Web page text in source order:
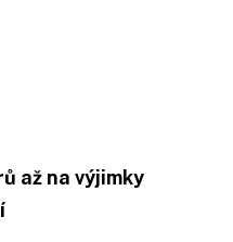
až na výjimky